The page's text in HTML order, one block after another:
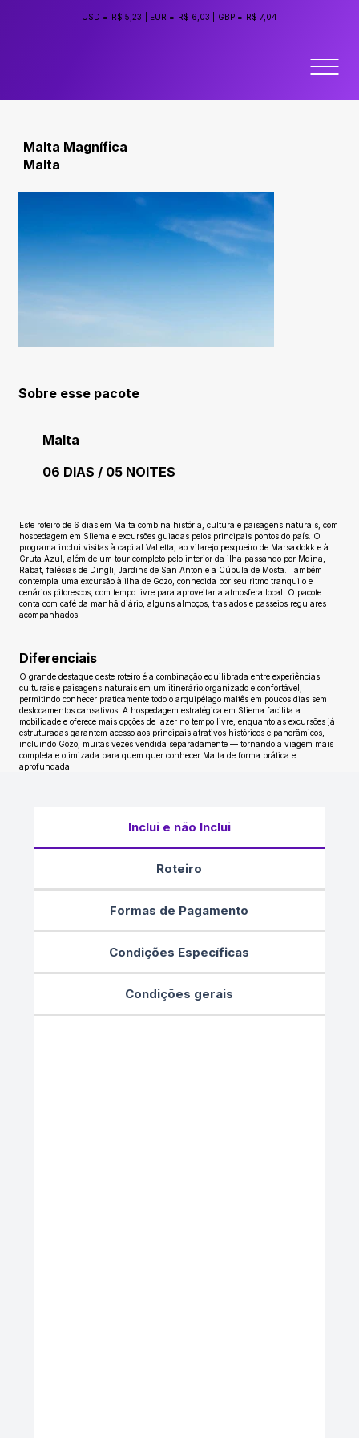
USD = R$ 5,23 EUR = R$ 6,03 GBP = R$ 7,04
Malta Magnífica
Malta
Sobre esse pacote
Malta
06 DIAS / 05 NOITES
Este roteiro de 6 dias em Malta combina história, cultura e paisagens naturais, com
hospedagem em Sliema e excursões guiadas pelos principais pontos do país. O
programa inclui visitas à capital Valletta, ao vilarejo pesqueiro de Marsaxlokk e à
Gruta Azul, além de um tour completo pelo interior da ilha passando por Mdina,
Rabat, falésias de Dingli, Jardins de San Anton e a Cúpula de Mosta. Também
contempla uma excursão à ilha de Gozo, conhecida por seu ritmo tranquilo e
cenários pitorescos, com tempo livre para aproveitar a atmosfera local. O pacote
conta com café da manhã diário, alguns almoços, traslados e passeios regulares
acompanhados.
Diferenciais
O grande destaque deste roteiro é a combinação equilibrada entre experiências
culturais e paisagens naturais em um itinerário organizado e confortável,
permitindo conhecer praticamente todo o arquipélago maltês em poucos dias sem
deslocamentos cansativos. A hospedagem estratégica em Sliema facilita a
mobilidade e oferece mais opções de lazer no tempo livre, enquanto as excursões já
estruturadas garantem acesso aos principais atrativos históricos e panorâmicos,
incluindo Gozo, muitas vezes vendida separadamente — tornando a viagem mais
completa e otimizada para quem quer conhecer Malta de forma prática e
aprofundada.
Inclui e não Inclui
Roteiro
Formas de Pagamento
Condições Específicas
Condições gerais